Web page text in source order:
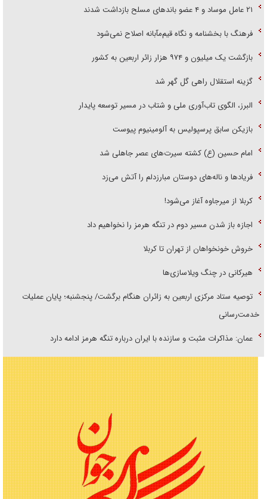
۲۱ عامل موساد و ۴ عضو باند‌های مسلح بازداشت شدند
فرهنگ با بخشنامه و نگاه قیم‌مآبانه اصلاح نمی‌شود
بازگشت یک میلیون و ۹۷۴ هزار زائر اربعین به کشور
گزینه استقلال راهی گل گهر شد
البرز، الگوی تاب‌آوری ملی و شتاب در مسیر توسعه پایدار
بازیکن سابق پرسپولیس به آلومینیوم پیوست
امام حسین (ع) کشته سیرت‌های عصر جاهلی شد
فریاد‌ها و ناله‌های دوستان مبارزدلم را آتش می‌زد
کربلا از میرجاوه آغاز می‌شود!
اجازه باز شدن مسیر دوم در تنگه هرمز را نخواهیم داد
خروش خونخواهان از تهران تا کربلا
هیرکانی در چنگ ویلاسازی‌ها
توصیه ستاد مرکزی اربعین به زائران هنگام برگشت/ پنجشنبه؛ پایان عملیات
خدمت‌رسانی
عمان: مذاکرات مثبت و سازنده با ایران درباره تنگه هرمز ادامه دارد